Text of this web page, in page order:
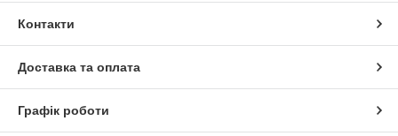
Контакти
Доставка та оплата
Графік роботи